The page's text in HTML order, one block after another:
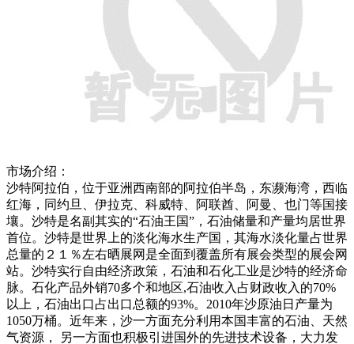
市场介绍：
沙特阿拉伯，位于亚洲西南部的阿拉伯半岛，东濒海湾，西临
红海，同约旦、伊拉克、科威特、阿联酋、阿曼、也门等国接
壤。沙特是名副其实的“石油王国”，石油储量和产量均居世界
首位。沙特是世界上的淡化海水生产国，其海水淡化量占世界
总量的２１％左右晒展网是全面到覆盖所有展会类型的展会网
站。沙特实行自由经济政策，石油和石化工业是沙特的经济命
脉。石化产品外销70多个和地区,石油收入占财政收入的70%
以上，石油出口占出口总额的93%。2010年沙原油日产量为
1050万桶。近年来，沙一方面充分利用本国丰富的石油、天然
气资源， 另一方面也积极引进国外的先进技术设备，大力发